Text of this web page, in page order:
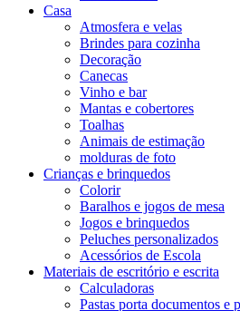
Casa
Atmosfera e velas
Brindes para cozinha
Decoração
Canecas
Vinho e bar
Mantas e cobertores
Toalhas
Animais de estimação
molduras de foto
Crianças e brinquedos
Colorir
Baralhos e jogos de mesa
Jogos e brinquedos
Peluches personalizados
Acessórios de Escola
Materiais de escritório e escrita
Calculadoras
Pastas porta documentos e